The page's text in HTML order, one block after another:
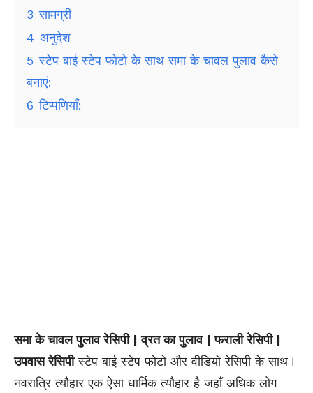
3 सामग्री
4 अनुदेश
5 स्टेप बाई स्टेप फोटो के साथ समा के चावल पुलाव कैसे
बनाएं:
6 टिप्पणियाँ:
समा के चावल पुलाव रेसिपी | व्रत का पुलाव | फराली रेसिपी |
उपवास रेसिपीस्टेप बाई स्टेप फोटो और वीडियो रेसिपी के साथ।
नवरात्रि त्यौहार एक ऐसा धार्मिक त्यौहार है जहाँ अधिक लोग